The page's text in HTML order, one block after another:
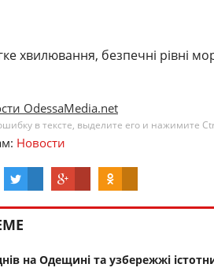
хвилювання, безпечні рівні
OdessaMedia.net
в тексте, выделите его и нажимите
Новости
на Одещині та узбережжі